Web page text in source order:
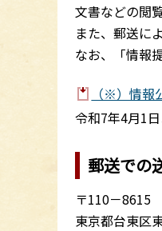
文書などの閲
また、郵送に
なお、「情報
（※）情報
令和7年4月1
郵送での
〒110－8615
東京都台東区